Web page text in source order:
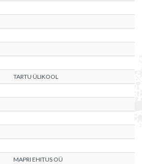
TARTU ÜLIKOOL
MAPRI EHITUS OÜ